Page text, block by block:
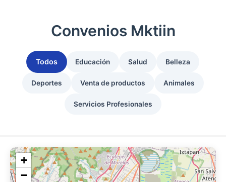
Convenios Mktiin
Todos Educación Salud Belleza
Deportes Venta de productos Animales
Servicios Profesionales
+
−